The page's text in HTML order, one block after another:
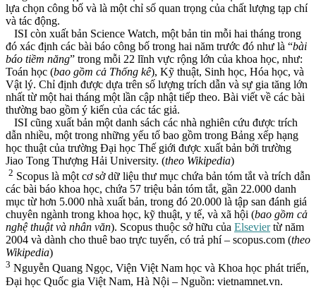
lựa chọn công bố và là một chỉ số quan trọng của chất lượng tạp chí
và tác động.
ISI còn xuất bản Science Watch, một bản tin mỗi hai tháng trong
đó xác định các bài báo công bố trong hai năm trước đó như là “bài
báo tiềm năng” trong mỗi 22 lĩnh vực rộng lớn của khoa học, như:
Toán học (bao gồm cả Thống kê), Kỹ thuật, Sinh học, Hóa học, và
Vật lý. Chỉ định được dựa trên số lượng trích dẫn và sự gia tăng lớn
nhất từ ​​một hai tháng một lần cập nhật tiếp theo. Bài viết về các bài
thường bao gồm ý kiến ​​của các tác giả.
ISI cũng xuất bản một danh sách các nhà nghiên cứu được trích
dẫn nhiều, một trong những yếu tố bao gồm trong Bảng xếp hạng
học thuật của trường Đại học Thế giới được xuất bản bởi trường
Jiao Tong Thượng Hải University. (theo Wikipedia)
2 Scopus là một cơ sở dữ liệu thư mục chứa bản tóm tắt và trích dẫn
các bài báo khoa học, chứa 57 triệu bản tóm tắt, gần 22.000 danh
mục từ hơn 5.000 nhà xuất bản, trong đó 20.000 là tập san đánh giá
chuyên ngành trong khoa học, kỹ thuật, y tế, và xã hội (bao gồm cả
nghệ thuật và nhân văn). Scopus thuộc sở hữu của Elseviertừ năm
2004 và dành cho thuê bao trực tuyến, có trả phí – scopus.com (theo
Wikipedia)
3 Nguyễn Quang Ngọc, Viện Việt Nam học và Khoa học phát triển,
Đại học Quốc gia Việt Nam, Hà Nội – Nguồn: vietnamnet.vn.